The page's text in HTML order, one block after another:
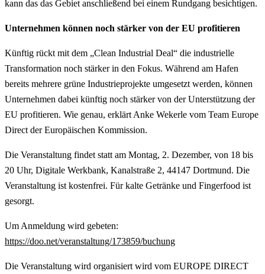
kann das das Gebiet anschließend bei einem Rundgang besichtigen.
Unternehmen können noch stärker von der EU profitieren
Künftig rückt mit dem „Clean Industrial Deal“ die industrielle
Transformation noch stärker in den Fokus. Während am Hafen
bereits mehrere grüne Industrieprojekte umgesetzt werden, können
Unternehmen dabei künftig noch stärker von der Unterstützung der
EU profitieren. Wie genau, erklärt Anke Wekerle vom Team Europe
Direct der Europäischen Kommission.
Die Veranstaltung findet statt am Montag, 2. Dezember, von 18 bis
20 Uhr, Digitale Werkbank, Kanalstraße 2, 44147 Dortmund. Die
Veranstaltung ist kostenfrei. Für kalte Getränke und Fingerfood ist
gesorgt.
Um Anmeldung wird gebeten:
https://doo.net/veranstaltung/173859/buchung
Die Veranstaltung wird organisiert wird vom EUROPE DIRECT